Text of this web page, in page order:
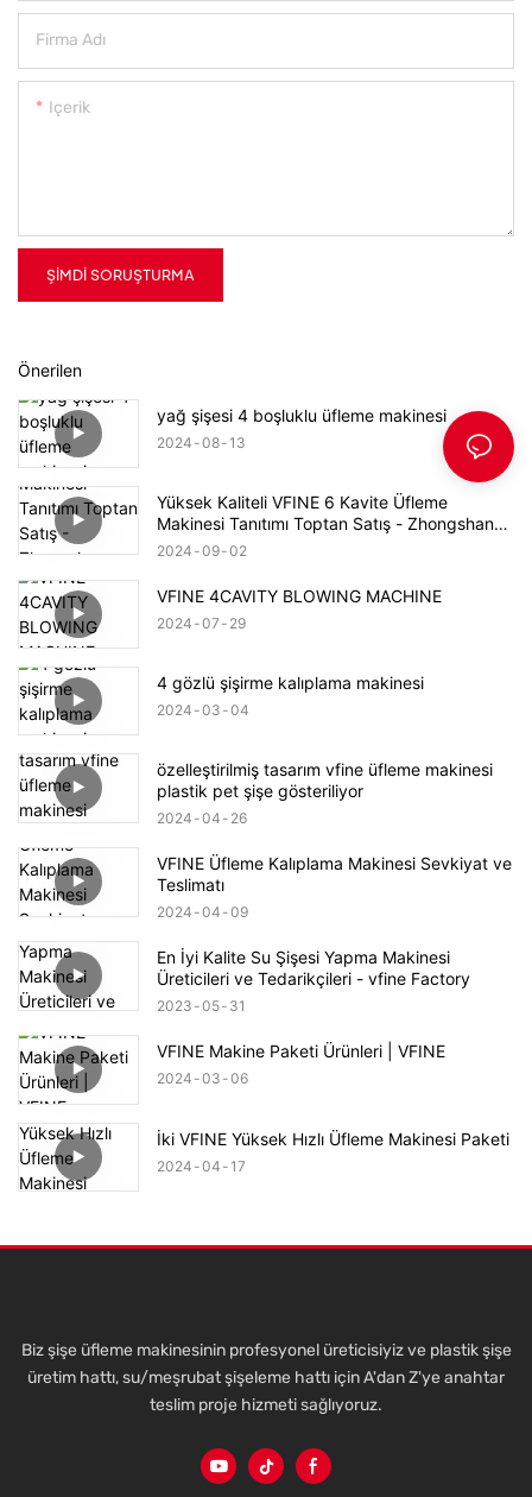
Firma Adı
Içerik
ŞIMDI SORUŞTURMA
Önerilen
yağ şişesi 4 boşluklu üfleme makinesi
2024 08 13
Yüksek Kaliteli VFINE 6 Kavite Üfleme
Makinesi Tanıtımı Toptan Satış - Zhongshan
Vfine Machinery Co., Ltd
2024 09 02
VFINE 4CAVITY BLOWING MACHINE
2024 07 29
4 gözlü şişirme kalıplama makinesi
2024 03 04
özelleştirilmiş tasarım vfine üfleme makinesi
plastik pet şişe gösteriliyor
2024 04 26
VFINE Üfleme Kalıplama Makinesi Sevkiyat ve
Teslimatı
2024 04 09
En İyi Kalite Su Şişesi Yapma Makinesi
Üreticileri ve Tedarikçileri - vfine Factory
2023 05 31
VFINE Makine Paketi Ürünleri | VFINE
2024 03 06
İki VFINE Yüksek Hızlı Üfleme Makinesi Paketi
2024 04 17
Biz şişe üfleme makinesinin profesyonel üreticisiyiz ve plastik şişe
üretim hattı, su/meşrubat şişeleme hattı için A'dan Z'ye anahtar
teslim proje hizmeti sağlıyoruz.